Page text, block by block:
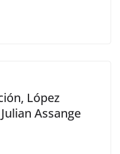
López
Assange